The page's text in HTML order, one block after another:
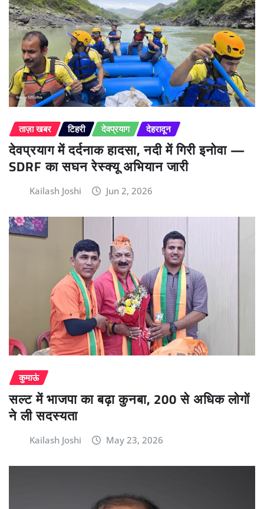
ताज़ा खबर टिहरी देवप्रयाग देहरादून
देवप्रयाग में दर्दनाक हादसा, नदी में गिरी इनोवा —
SDRF का सघन रेस्क्यू अभियान जारी
Kailash Joshi Jun 2, 2026
कुमाऊं
सल्ट में भाजपा का बढ़ा कुनबा, 200 से अधिक लोगों
ने ली सदस्यता
Kailash Joshi May 23, 2026